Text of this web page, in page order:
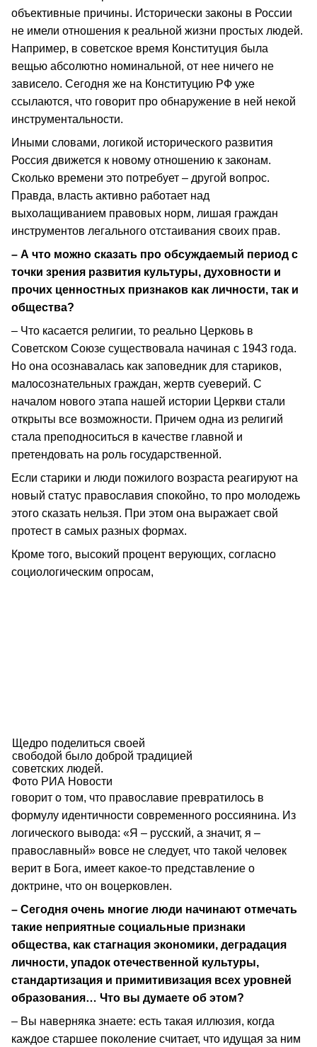
объективные причины. Исторически законы в России
не имели отношения к реальной жизни простых людей.
Например, в советское время Конституция была
вещью абсолютно номинальной, от нее ничего не
зависело. Сегодня же на Конституцию РФ уже
ссылаются, что говорит про обнаружение в ней некой
инструментальности.
Иными словами, логикой исторического развития
Россия движется к новому отношению к законам.
Сколько времени это потребует – другой вопрос.
Правда, власть активно работает над
выхолащиванием правовых норм, лишая граждан
инструментов легального отстаивания своих прав.
– А что можно сказать про обсуждаемый период с
точки зрения развития культуры, духовности и
прочих ценностных признаков как личности, так и
общества?
– Что касается религии, то реально Церковь в
Советском Союзе существовала начиная с 1943 года.
Но она осознавалась как заповедник для стариков,
малосознательных граждан, жертв суеверий. С
началом нового этапа нашей истории Церкви стали
открыты все возможности. Причем одна из религий
стала преподноситься в качестве главной и
претендовать на роль государственной.
Если старики и люди пожилого возраста реагируют на
новый статус православия спокойно, то про молодежь
этого сказать нельзя. При этом она выражает свой
протест в самых разных формах.
Кроме того, высокий процент верующих, согласно
социологическим опросам,
Щедро поделиться своей
свободой было доброй традицией
советских людей.
Фото РИА Новости
говорит о том, что православие превратилось в
формулу идентичности современного россиянина. Из
логического вывода: «Я – русский, а значит, я –
православный» вовсе не следует, что такой человек
верит в Бога, имеет какое-то представление о
доктрине, что он воцерковлен.
– Сегодня очень многие люди начинают отмечать
такие неприятные социальные признаки
общества, как стагнация экономики, деградация
личности, упадок отечественной культуры,
стандартизация и примитивизация всех уровней
образования… Что вы думаете об этом?
– Вы наверняка знаете: есть такая иллюзия, когда
каждое старшее поколение считает, что идущая за ним